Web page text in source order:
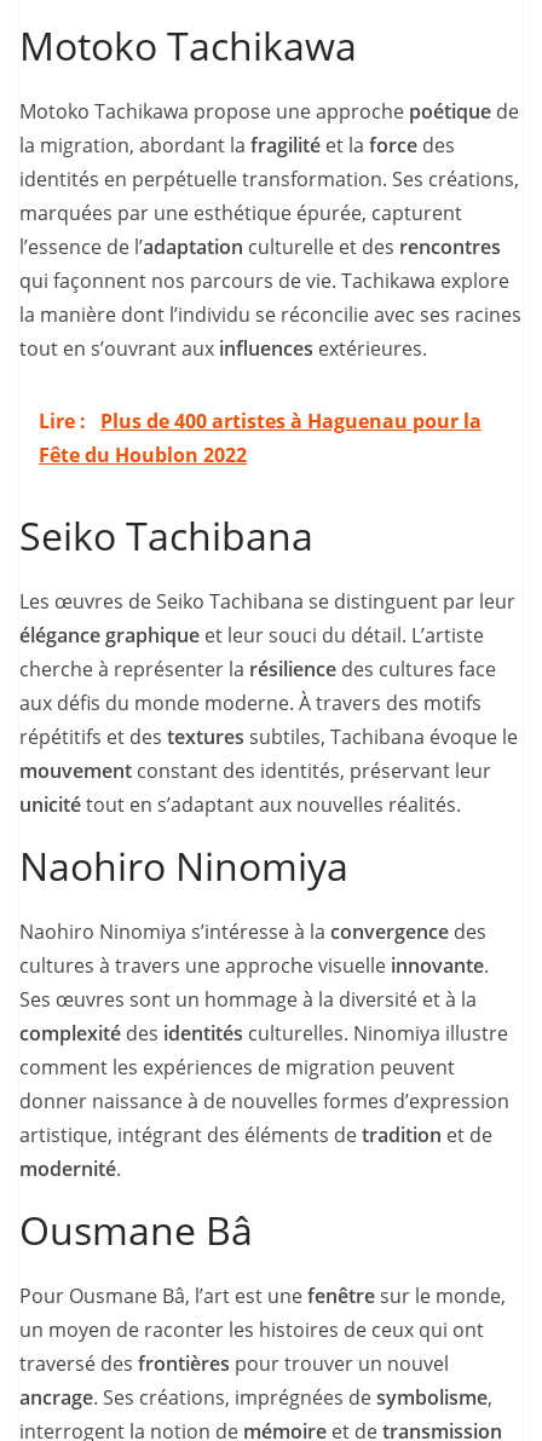
Motoko Tachikawa
Motoko Tachikawa propose une approche poétique de
la migration, abordant la fragilité et la force des
identités en perpétuelle transformation. Ses créations,
marquées par une esthétique épurée, capturent
l’essence de l’adaptation culturelle et des rencontres
qui façonnent nos parcours de vie. Tachikawa explore
la manière dont l’individu se réconcilie avec ses racines
tout en s’ouvrant aux influences extérieures.
Lire :
Plus de 400 artistes à Haguenau pour la
Fête du Houblon 2022
Seiko Tachibana
Les œuvres de Seiko Tachibana se distinguent par leur
élégance graphique et leur souci du détail. L’artiste
cherche à représenter la résilience des cultures face
aux défis du monde moderne. À travers des motifs
répétitifs et des textures subtiles, Tachibana évoque le
mouvement constant des identités, préservant leur
unicitétout en s’adaptant aux nouvelles réalités.
Naohiro Ninomiya
Naohiro Ninomiya s’intéresse à la convergence des
cultures à travers une approche visuelle innovante.
Ses œuvres sont un hommage à la diversité et à la
complexité des identités culturelles. Ninomiya illustre
comment les expériences de migration peuvent
donner naissance à de nouvelles formes d’expression
artistique, intégrant des éléments detradition et de
modernité.
Ousmane Bâ
Pour Ousmane Bâ, l’art est unefenêtresur le monde,
un moyen de raconter les histoires de ceux qui ont
traversé des frontières pour trouver un nouvel
ancrage. Ses créations, imprégnées desymbolisme,
interrogent la notion de mémoire et detransmission